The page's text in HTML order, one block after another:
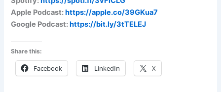
Apple Podcast:https://apple.co/39GKua7
Google Podcast:https://bit.ly/3tTELEJ
Share this:
Facebook LinkedIn X